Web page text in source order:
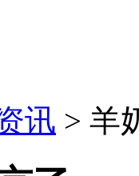
讯 > 羊